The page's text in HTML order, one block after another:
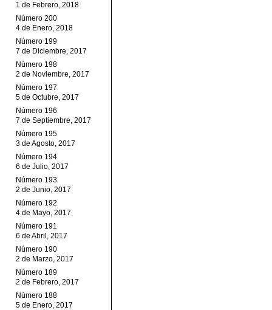
1 de Febrero, 2018
Número 200
4 de Enero, 2018
Número 199
7 de Diciembre, 2017
Número 198
2 de Noviembre, 2017
Número 197
5 de Octubre, 2017
Número 196
7 de Septiembre, 2017
Número 195
3 de Agosto, 2017
Número 194
6 de Julio, 2017
Número 193
2 de Junio, 2017
Número 192
4 de Mayo, 2017
Número 191
6 de Abril, 2017
Número 190
2 de Marzo, 2017
Número 189
2 de Febrero, 2017
Número 188
5 de Enero, 2017